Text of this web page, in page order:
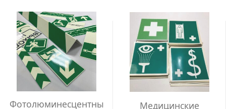
Фотолюминесцентны Медицинские